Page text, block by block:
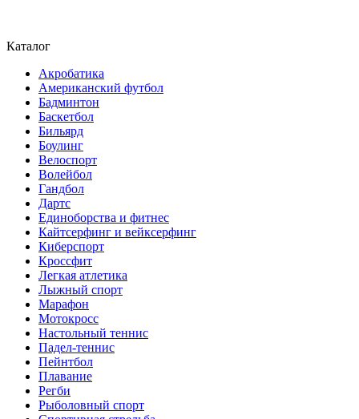
Каталог
Акробатика
Американский футбол
Бадминтон
Баскетбол
Бильярд
Боулинг
Велоспорт
Волейбол
Гандбол
Дартс
Единоборства и фитнес
Кайтсерфинг и вейксерфинг
Киберспорт
Кроссфит
Легкая атлетика
Лыжный спорт
Марафон
Мотокросс
Настольный теннис
Падел-теннис
Пейнтбол
Плавание
Регби
Рыболовный спорт